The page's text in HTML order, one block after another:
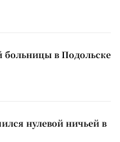
больницы в Подольске
нулевой ничьей в